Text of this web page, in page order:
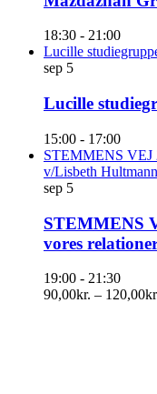
18:30 - 21:00
Lucille
sep 5
Lucille
15:00 - 17:00
STEMMENS VEJ
v/Lisbeth Hultmann
sep 5
STEMMENS
vores
19:00 - 21:30
90,00kr. –